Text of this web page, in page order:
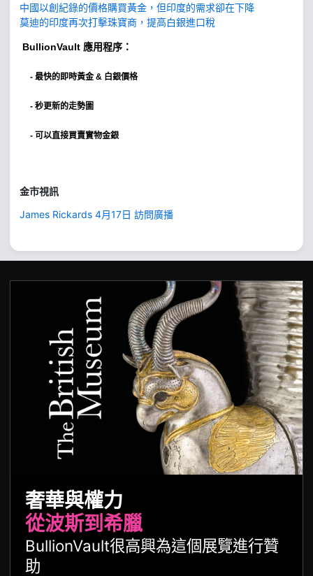
中國以創紀錄的價格購買黃金，但印度的需求卻在下降
莫迪的印度再次打擊珠寶商，提高白銀進口稅
BullionVault 應用程序：
- 最快的即時黃金 & 白銀價格
- 秒更新的走勢圖
- 可以直接買賣實物金銀
金市視訊
James Rickards 4月17日 訪問廣播
奢華與權力
從波斯到希臘
BullionVault很高興為這個展覽進行贊
助